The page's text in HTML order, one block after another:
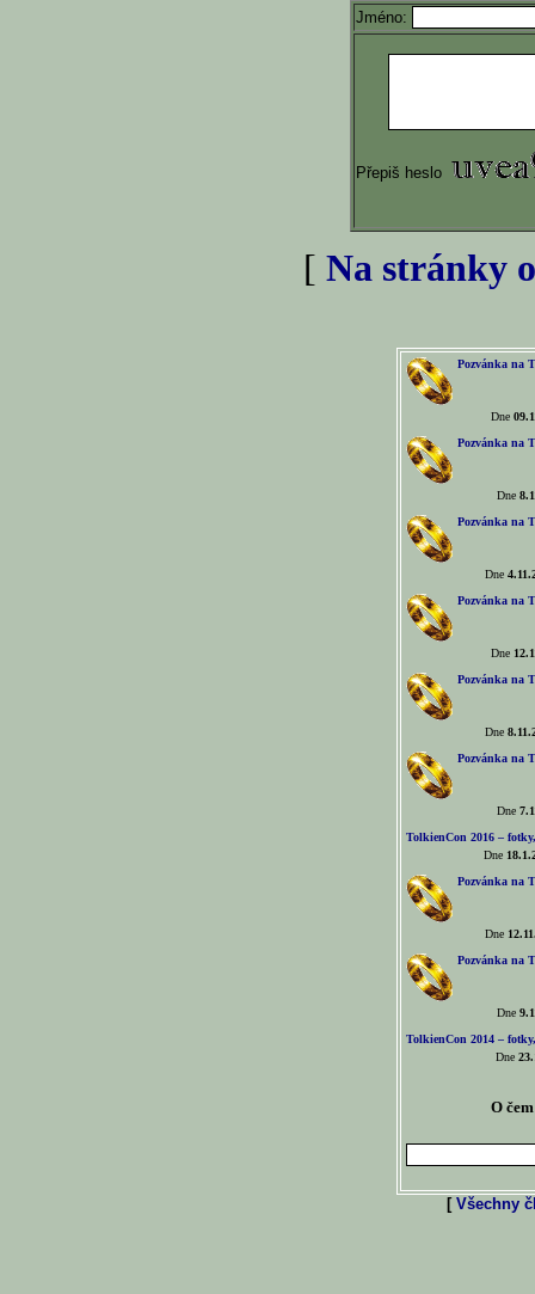
Jméno:
Přepiš heslo
[ Na stránky
Pozvánka na
Dne
Pozvánka na
Dne
Pozvánka na
Dne
Pozvánka na
Dne
Pozvánka na
Dne
Pozvánka na
Dne
TolkienCon 2016 –
Dne
Pozvánka na
Dne
Pozvánka na
Dne
TolkienCon 2014 –
Dne
O
[ Všechny